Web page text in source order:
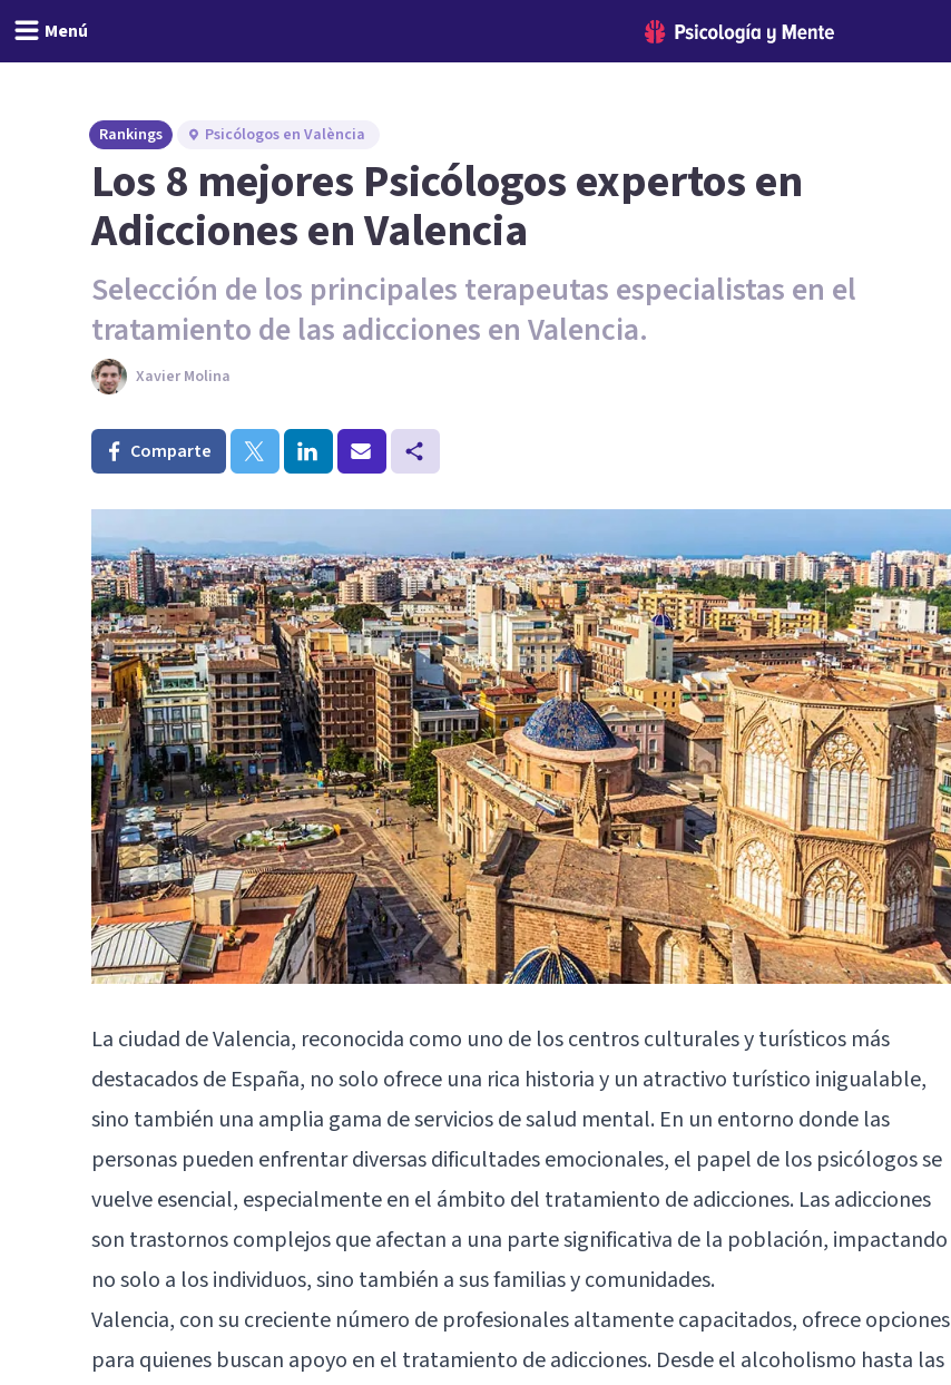
Menú
Rankings Psicólogos en València
Los 8 mejores Psicólogos expertos en
Adicciones en Valencia
Selección de los principales terapeutas especialistas en el
tratamiento de las adicciones en Valencia.
Xavier Molina
Comparte
La ciudad de Valencia, reconocida como uno de los centros culturales y turísticos más
destacados de España, no solo ofrece una rica historia y un atractivo turístico inigualable,
sino también una amplia gama de servicios de salud mental. En un entorno donde las
personas pueden enfrentar diversas dificultades emocionales, el papel de los psicólogos se
vuelve esencial, especialmente en el ámbito del tratamiento de adicciones. Las adicciones
son trastornos complejos que afectan a una parte significativa de la población, impactando
no solo a los individuos, sino también a sus familias y comunidades.
Valencia, con su creciente número de profesionales altamente capacitados, ofrece opciones
para quienes buscan apoyo en el tratamiento de adicciones. Desde el alcoholismo hasta las